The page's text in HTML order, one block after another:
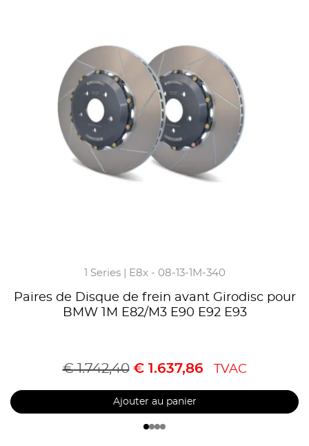
1 Series | E8x - 08-13-1M-340
Paires de Disque de frein avant Girodisc pour
BMW 1M E82/M3 E90 E92 E93
€1.742,40 €1.637,86 TVAC
Ajouter au panier